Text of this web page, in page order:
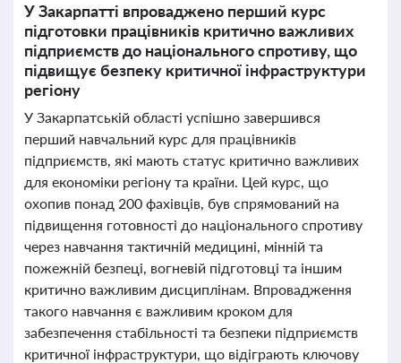
У Закарпатті впроваджено перший курс
підготовки працівників критично важливих
підприємств до національного спротиву, що
підвищує безпеку критичної інфраструктури
регіону
У Закарпатській області успішно завершився
перший навчальний курс для працівників
підприємств, які мають статус критично важливих
для економіки регіону та країни. Цей курс, що
охопив понад 200 фахівців, був спрямований на
підвищення готовності до національного спротиву
через навчання тактичній медицині, мінній та
пожежній безпеці, вогневій підготовці та іншим
критично важливим дисциплінам. Впровадження
такого навчання є важливим кроком для
забезпечення стабільності та безпеки підприємств
критичної інфраструктури, що відіграють ключову